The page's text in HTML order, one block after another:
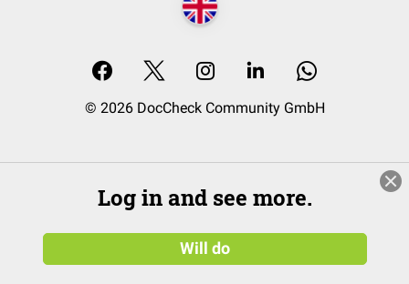
© 2026 DocCheck Community GmbH
Log in and see more.
Will do